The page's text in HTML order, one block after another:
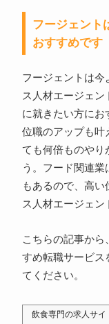
フージェント
おすすめです
フージェントは今
ス人材エージェ
に就きたい方にお
位職のアップも叶
ても何倍ものやり
う。フード関連
もあるので、高
ス人材エージェン
こちらの記事か
すめ転職サービス
てください。
飲食専門の求人サ